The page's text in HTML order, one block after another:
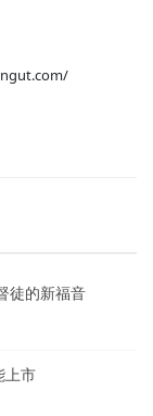
徒的新福音
上市